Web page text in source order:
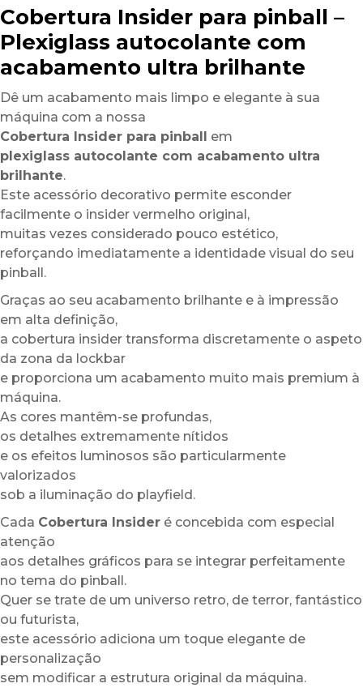
Cobertura Insider para pinball –
Plexiglass autocolante com
acabamento ultra brilhante
Dê um acabamento mais limpo e elegante à sua
máquina com a nossa
Cobertura Insider para pinball em
plexiglass autocolante com acabamento ultra
brilhante.
Este acessório decorativo permite esconder
facilmente o insider vermelho original,
muitas vezes considerado pouco estético,
reforçando imediatamente a identidade visual do seu
pinball.
Graças ao seu acabamento brilhante e à impressão
em alta definição,
a cobertura insider transforma discretamente o aspeto
da zona da lockbar
e proporciona um acabamento muito mais premium à
máquina.
As cores mantêm-se profundas,
os detalhes extremamente nítidos
e os efeitos luminosos são particularmente
valorizados
sob a iluminação do playfield.
Cada Cobertura Insider é concebida com especial
atenção
aos detalhes gráficos para se integrar perfeitamente
no tema do pinball.
Quer se trate de um universo retro, de terror, fantástico
ou futurista,
este acessório adiciona um toque elegante de
personalização
sem modificar a estrutura original da máquina.